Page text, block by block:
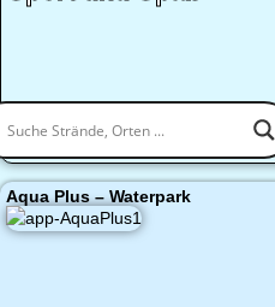
Aqua Plus – Waterpark